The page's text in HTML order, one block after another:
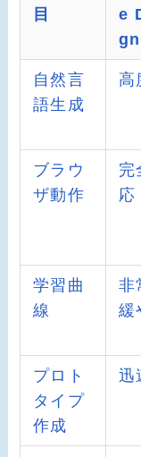
目
e
gn
自然言
語生成
高
ブラウ
ザ動作
完
応
学習曲
線
非
緩
プロト
タイプ
作成
迅